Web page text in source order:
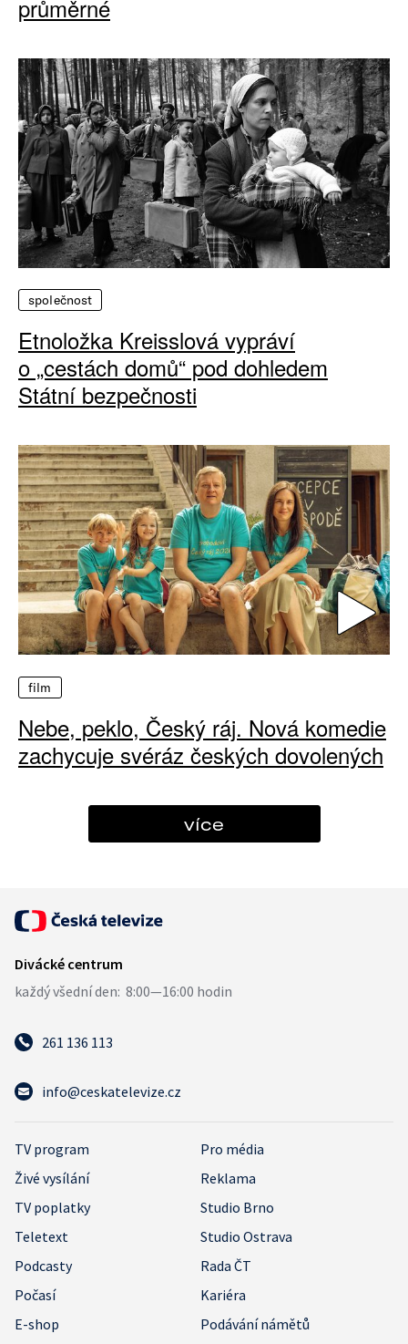
průměrné
společnost
Etnoložka Kreisslová vypráví
o „cestách domů“ pod dohledem
Státní bezpečnosti
film
Nebe, peklo, Český ráj. Nová komedie
zachycuje svéráz českých dovolených
více
261 136 113
info@ceskatelevize.cz
TV program
Pro média
Živé vysílání
Reklama
TV poplatky
Studio Brno
Teletext
Studio Ostrava
Podcasty
Rada ČT
Počasí
Kariéra
E-shop
Podávání námětů